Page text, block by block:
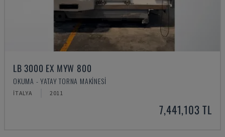
LB 3000 EX MYW 800
OKUMA - YATAY TORNA MAKINESI
İTALYA 2011
7,441,103 TL